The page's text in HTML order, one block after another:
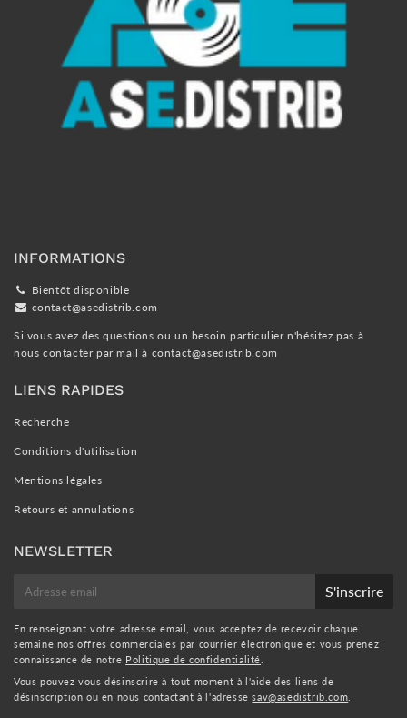
INFORMATIONS
Bientôt disponible
contact@asedistrib.com
Si vous avez des questions ou un besoin particulier n'hésitez pas à
nous contacter par mail à contact@asedistrib.com
LIENS RAPIDES
Recherche
Conditions d'utilisation
Mentions légales
Retours et annulations
NEWSLETTER
mail
S'inscrire
En renseignant votre adresse email, vous acceptez de recevoir chaque
semaine nos offres commerciales par courrier électronique et vous prenez
connaissance de notre Politique de confidentialité
Vous pouvez vous désinscrire à tout moment à l'aide des liens de
désinscription ou en nous contactant à l'adressesav@asedistrib.com